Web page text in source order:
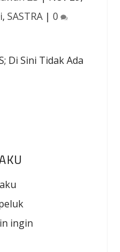
, SASTRA| 0
ingin